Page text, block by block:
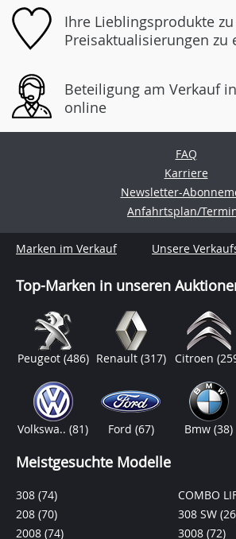
Ihre Lieblingsprodukte
Preisaktualisierungen zu
Beteiligung am Verkauf
online
FAQ
Karriere
Newsletter-
Anfahrtsplan/
Marken im Verkauf Unsere
Top-Marken in unseren
Peugeot (486) Renault (317) Citroen
Volkswa..(81) Ford (67) Bmw(38)
Meistgesuchte Modelle
308 (74)
208 (70)
2008 (74)
COMBO
308 SW
3008 (72)